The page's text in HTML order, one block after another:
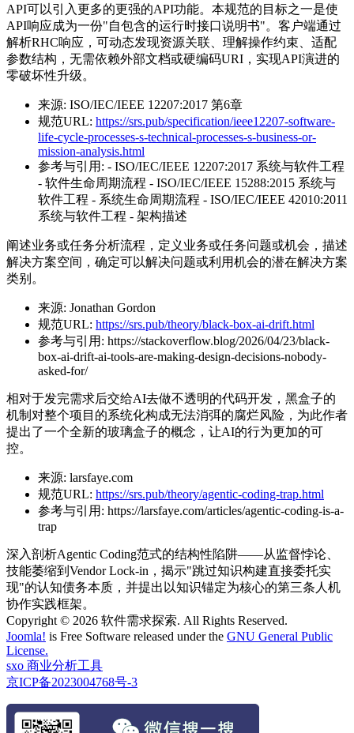
API可以引入更多的更强的API功能。本规范的目标之一是使
API响应成为一份"自包含的运行时接口说明书"。客户端通过
解析RHC响应，可动态发现资源关联、理解操作约束、适配
参数结构，无需依赖外部文档或硬编码URI，实现API演进的
零破坏性升级。
来源: ISO/IEC/IEEE 12207:2017 第6章
规范URL: https://srs.pub/specification/ieee12207-software-
life-cycle-processes-s-technical-processes-s-business-or-
mission-analysis.html
参考与引用: - ISO/IEC/IEEE 12207:2017 系统与软件工程
- 软件生命周期流程 - ISO/IEC/IEEE 15288:2015 系统与
软件工程 - 系统生命周期流程 - ISO/IEC/IEEE 42010:2011
系统与软件工程 - 架构描述
阐述业务或任务分析流程，定义业务或任务问题或机会，描述
解决方案空间，确定可以解决问题或利用机会的潜在解决方案
类别。
来源: Jonathan Gordon
规范URL: https://srs.pub/theory/black-box-ai-drift.html
参考与引用: https://stackoverflow.blog/2026/04/23/black-
box-ai-drift-ai-tools-are-making-design-decisions-nobody-
asked-for/
相对于发完需求后交给AI去做不透明的代码开发，黑盒子的
机制对整个项目的系统化构成无法消弭的腐烂风险，为此作者
提出了一个全新的玻璃盒子的概念，让AI的行为更加的可
控。
来源: larsfaye.com
规范URL: https://srs.pub/theory/agentic-coding-trap.html
参考与引用: https://larsfaye.com/articles/agentic-coding-is-a-
trap
深入剖析Agentic Coding范式的结构性陷阱——从监督悖论、
技能萎缩到Vendor Lock-in，揭示"跳过知识构建直接委托实
现"的认知债务本质，并提出以知识锚定为核心的第三条人机
协作实践框架。
Copyright © 2026 软件需求探索. All Rights Reserved.
Joomla! is Free Software released under the GNU General Public
License.
sxo 商业分析工具
京ICP备2023004768号-3